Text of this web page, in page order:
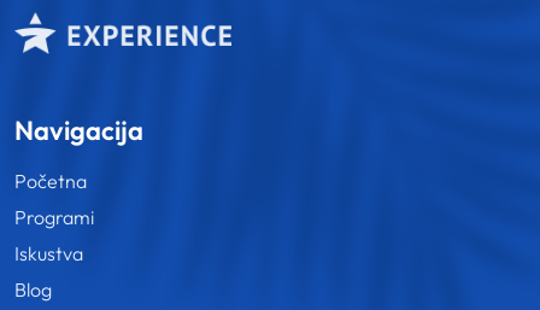
Navigacija
Početna
Programi
Iskustva
Blog